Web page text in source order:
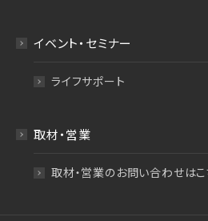
イベント・セミナー
ライフサポート
取材・営業
取材・営業のお問い合わせはこ